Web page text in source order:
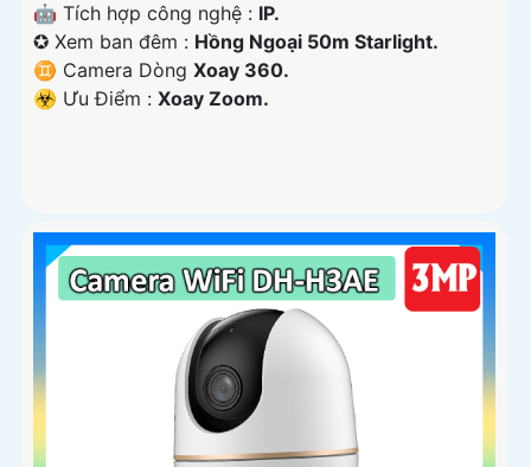
🤖️ Tích hợp công nghệ : IP.
✪ Xem ban đêm : Hồng Ngoại 50m Starlight.
♊ Camera Dòng Xoay 360.
️☣️ Ưu Điểm : Xoay Zoom.